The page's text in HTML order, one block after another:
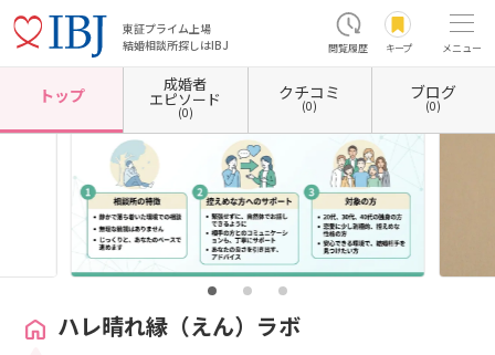
東証プライム上場
結婚相談所探しはIBJ
閲覧履歴 キープ メニュー
ホーム 岡山県の結婚相談所 岡山県倉敷市 ハレ晴れ縁（えん）ラボ
トップ
成婚者
エピソード
(0)
クチコミ
(0)
ブログ
(0)
ハレ晴れ縁（えん）ラボ